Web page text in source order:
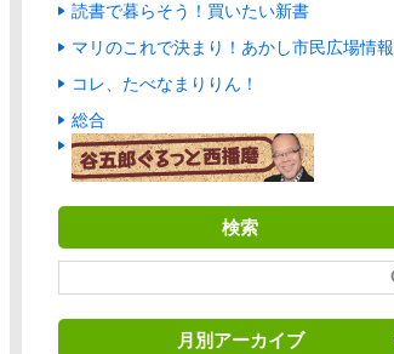
読書で暮らそう！買いたい新書
マリのこれで決まり！あかし市民広場情報
コレ、たべなまりりん！
総合
検索
月別アーカイブ